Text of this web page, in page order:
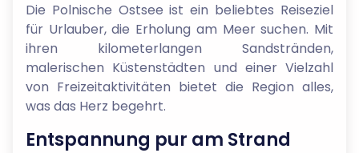
Die Polnische Ostsee ist ein beliebtes Reiseziel
für Urlauber, die Erholung am Meer suchen. Mit
ihren kilometerlangen Sandstränden,
malerischen Küstenstädten und einer Vielzahl
von Freizeitaktivitäten bietet die Region alles,
was das Herz begehrt.
Entspannung pur am Strand